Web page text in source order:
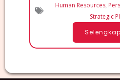
Human Resources,
Strategic